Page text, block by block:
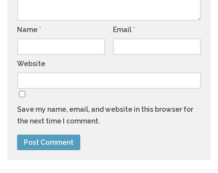
Name * Email *
Website
Save my name, email, and website in this browser for
the next time I comment.